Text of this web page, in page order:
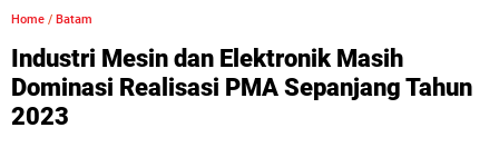
Home / Batam
Industri Mesin dan Elektronik Masih
Dominasi Realisasi PMA Sepanjang Tahun
2023